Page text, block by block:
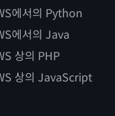
에서의 Python
에서의 Java
상의 PHP
상의 JavaScript